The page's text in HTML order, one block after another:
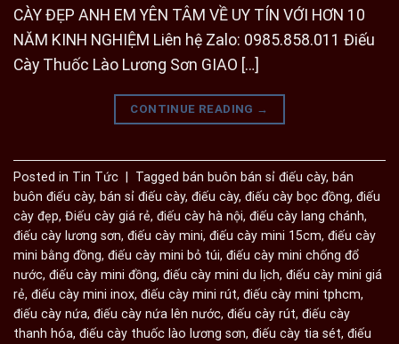
CÀY ĐẸP ANH EM YÊN TÂM VỀ UY TÍN VỚI HƠN 10
NĂM KINH NGHIỆM Liên hệ Zalo: 0985.858.011 Điếu
Cày Thuốc Lào Lương Sơn GIAO […]
CONTINUE READING →
Posted in Tin Tức Tagged bán buôn bán sỉ điếu cày, bán
buôn điếu cày, bán sỉ điếu cày, điếu cày, điếu cày bọc đồng, điếu
cày đẹp, Điếu cày giá rẻ, điếu cày hà nội, điếu cày lang chánh,
điếu cày lương sơn, điếu cày mini, điếu cày mini 15cm, điếu cày
mini bằng đồng, điếu cày mini bỏ túi, điếu cày mini chống đổ
nước, điếu cày mini đồng, điếu cày mini du lịch, điếu cày mini giá
rẻ, điếu cày mini inox, điếu cày mini rút, điếu cày mini tphcm,
điếu cày nứa, điếu cày nứa lên nước, điếu cày rút, điếu cày
thanh hóa, điếu cày thuốc lào lương sơn, điếu cày tia sét, điếu